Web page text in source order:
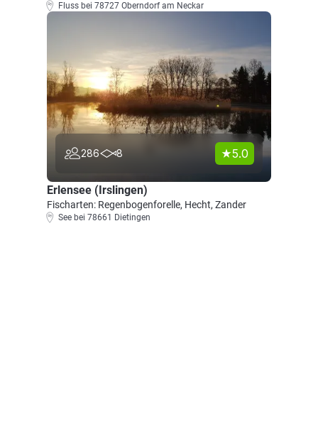
Fluss bei 78727 Oberndorf am Neckar
286 8 5.0
Erlensee (Irslingen)
Fischarten: Regenbogenforelle, Hecht, Zander
See bei 78661 Dietingen